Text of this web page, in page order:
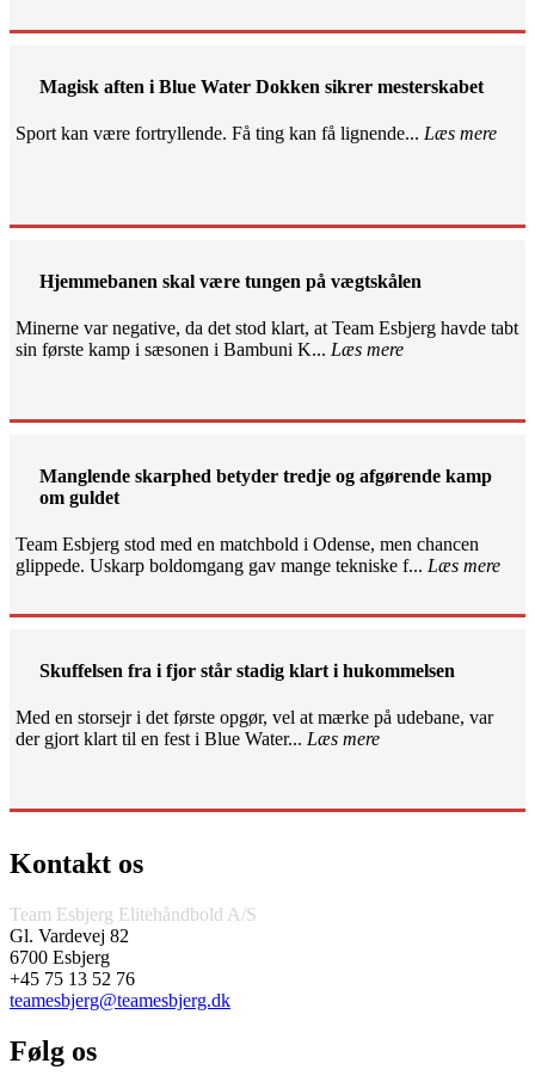
Magisk aften i Blue Water Dokken sikrer mesterskabet
Sport kan være fortryllende. Få ting kan få lignende... Læs mere
Hjemmebanen skal være tungen på vægtskålen
Minerne var negative, da det stod klart, at Team Esbjerg havde tabt
sin første kamp i sæsonen i Bambuni K... Læs mere
Manglende skarphed betyder tredje og afgørende kamp
om guldet
Team Esbjerg stod med en matchbold i Odense, men chancen
glippede. Uskarp boldomgang gav mange tekniske f... Læs mere
Skuffelsen fra i fjor står stadig klart i hukommelsen
Med en storsejr i det første opgør, vel at mærke på udebane, var
der gjort klart til en fest i Blue Water... Læs mere
Kontakt os
Team Esbjerg Elitehåndbold A/S
Gl. Vardevej 82
6700 Esbjerg
+45 75 13 52 76
teamesbjerg@teamesbjerg.dk
Følg os